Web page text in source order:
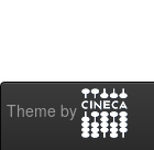
Theme by